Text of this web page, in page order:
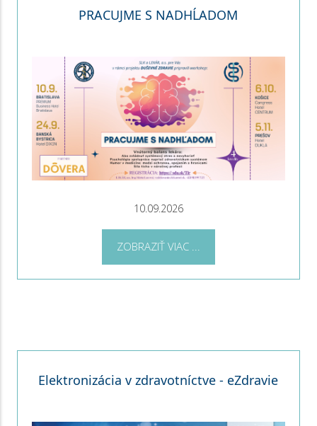
PRACUJME S NADHĹADOM
10.09.2026
ZOBRAZIŤ VIAC ...
Elektronizácia v zdravotníctve - eZdravie